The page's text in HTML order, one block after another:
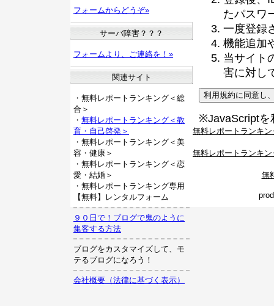
たパスワ
一度登録
機能追加
当サイト
害に対し
※JavaScriptを
フォームからどうぞ»
サーバ障害？？？
フォームより、ご連絡を！»
関連サイト
・無料レポートランキング＜総
合＞
・ 無料レポートランキング＜教
育・自己啓発＞
・無料レポートランキング＜美
容・健康＞
・無料レポートランキング＜恋
愛・結婚＞
・無料レポートランキング専用
【無料】レンタルフォーム
９０日で！ブログで鬼のように
集客する方法
ブログをカスタマイズして、モ
テるブログになろう！
会社概要（法律に基づく表示）
無料レポートランキ
無料レポートランキ
無